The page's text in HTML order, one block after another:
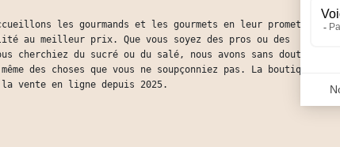
les gourmands et les gourmets en leur promettant
au meilleur prix. Que vous soyez des pros ou des
cherchiez du sucré ou du salé, nous avons sans doute ce
des choses que vous ne soupçonniez pas. La boutique
vente en ligne depuis 2025.